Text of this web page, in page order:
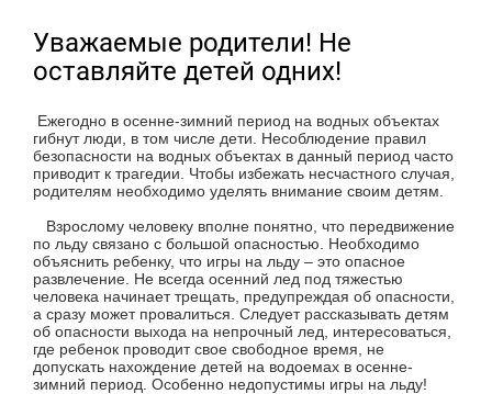
Уважаемые родители! Не
оставляйте детей одних!
Ежегодно в осенне-зимний период на водных объектах
гибнут люди, в том числе дети. Несоблюдение правил
безопасности на водных объектах в данный период часто
приводит к трагедии. Чтобы избежать несчастного случая,
родителям необходимо уделять внимание своим детям.
Взрослому человеку вполне понятно, что передвижение
по льду связано с большой опасностью. Необходимо
объяснить ребенку, что игры на льду – это опасное
развлечение. Не всегда осенний лед под тяжестью
человека начинает трещать, предупреждая об опасности,
а сразу может провалиться. Следует рассказывать детям
об опасности выхода на непрочный лед, интересоваться,
где ребенок проводит свое свободное время, не
допускать нахождение детей на водоемах в осенне-
зимний период. Особенно недопустимы игры на льду!